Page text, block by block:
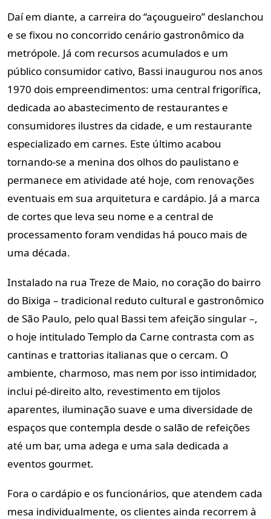
Daí em diante, a carreira do “açougueiro” deslanchou
e se fixou no concorrido cenário gastronômico da
metrópole. Já com recursos acumulados e um
público consumidor cativo, Bassi inaugurou nos anos
1970 dois empreendimentos: uma central frigorífica,
dedicada ao abastecimento de restaurantes e
consumidores ilustres da cidade, e um restaurante
especializado em carnes. Este último acabou
tornando-se a menina dos olhos do paulistano e
permanece em atividade até hoje, com renovações
eventuais em sua arquitetura e cardápio. Já a marca
de cortes que leva seu nome e a central de
processamento foram vendidas há pouco mais de
uma década.
Instalado na rua Treze de Maio, no coração do bairro
do Bixiga – tradicional reduto cultural e gastronômico
de São Paulo, pelo qual Bassi tem afeição singular –,
o hoje intitulado Templo da Carne contrasta com as
cantinas e trattorias italianas que o cercam. O
ambiente, charmoso, mas nem por isso intimidador,
inclui pé-direito alto, revestimento em tijolos
aparentes, iluminação suave e uma diversidade de
espaços que contempla desde o salão de refeições
até um bar, uma adega e uma sala dedicada a
eventos gourmet.
Fora o cardápio e os funcionários, que atendem cada
mesa individualmente, os clientes ainda recorrem à